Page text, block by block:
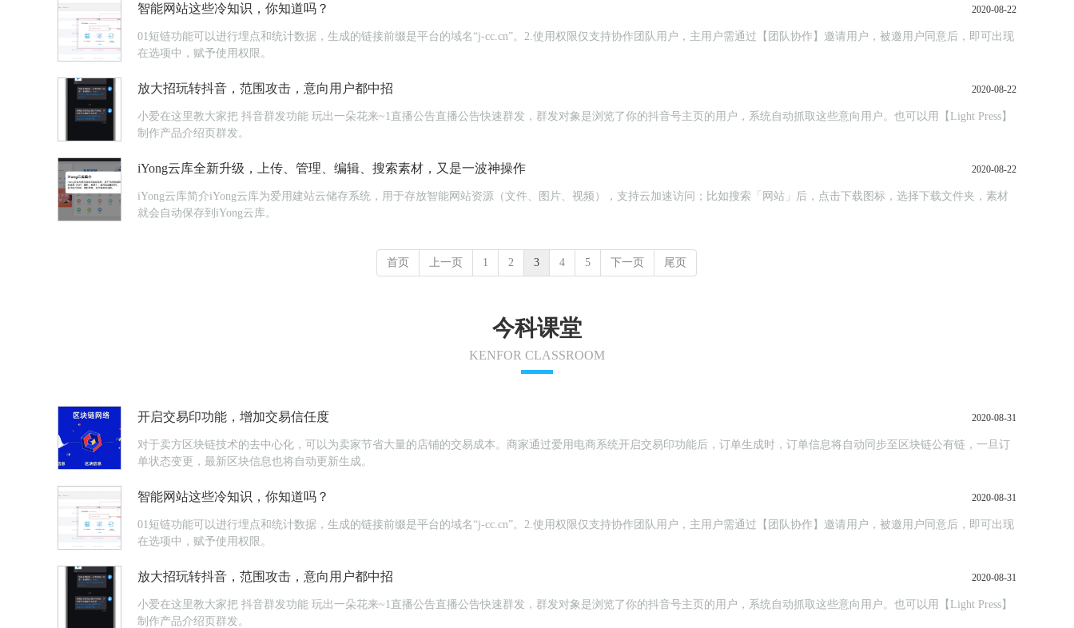
智能网站这些冷知识，你知道吗？ 2020-08-22
01短链功能可以进行埋点和统计数据，生成的链接前缀是平台的域名“j-cc.cn”。2.使用权限仅支持协作团队用户，主用户需通过【团队协作】邀请用户，被邀用户同意后，即可出现
在选项中，赋予使用权限。
放大招玩转抖音，范围攻击，意向用户都中招 2020-08-22
小爱在这里教大家把 抖音群发功能 玩出一朵花来~1直播公告直播公告快速群发，群发对象是浏览了你的抖音号主页的用户，系统自动抓取这些意向用户。也可以用【Light Press】
制作产品介绍页群发。
iYong云库全新升级，上传、管理、编辑、搜索素材，又是一波神操作 2020-08-22
iYong云库简介iYong云库为爱用建站云储存系统，用于存放智能网站资源（文件、图片、视频），支持云加速访问；比如搜索「网站」后，点击下载图标，选择下载文件夹，素材
就会自动保存到iYong云库。
首页 上一页 1 2 3 4 5 下一页 尾页
今科课堂
KENFOR CLASSROOM
开启交易印功能，增加交易信任度 2020-08-31
对于卖方区块链技术的去中心化，可以为卖家节省大量的店铺的交易成本。商家通过爱用电商系统开启交易印功能后，订单生成时，订单信息将自动同步至区块链公有链，一旦订
单状态变更，最新区块信息也将自动更新生成。
智能网站这些冷知识，你知道吗？ 2020-08-31
01短链功能可以进行埋点和统计数据，生成的链接前缀是平台的域名“j-cc.cn”。2.使用权限仅支持协作团队用户，主用户需通过【团队协作】邀请用户，被邀用户同意后，即可出现
在选项中，赋予使用权限。
放大招玩转抖音，范围攻击，意向用户都中招 2020-08-31
小爱在这里教大家把 抖音群发功能 玩出一朵花来~1直播公告直播公告快速群发，群发对象是浏览了你的抖音号主页的用户，系统自动抓取这些意向用户。也可以用【Light Press】
制作产品介绍页群发。